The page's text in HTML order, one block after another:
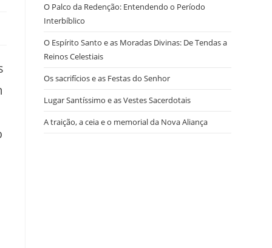
O Palco da Redenção: Entendendo o Período
Interbíblico
O Espírito Santo e as Moradas Divinas: De Tendas a
Reinos Celestiais
Os sacrifícios e as Festas do Senhor
Lugar Santíssimo e as Vestes Sacerdotais
A traição, a ceia e o memorial da Nova Aliança